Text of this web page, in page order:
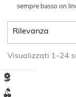
sempre basso on
Rilevanza
Visualizzati 1-24